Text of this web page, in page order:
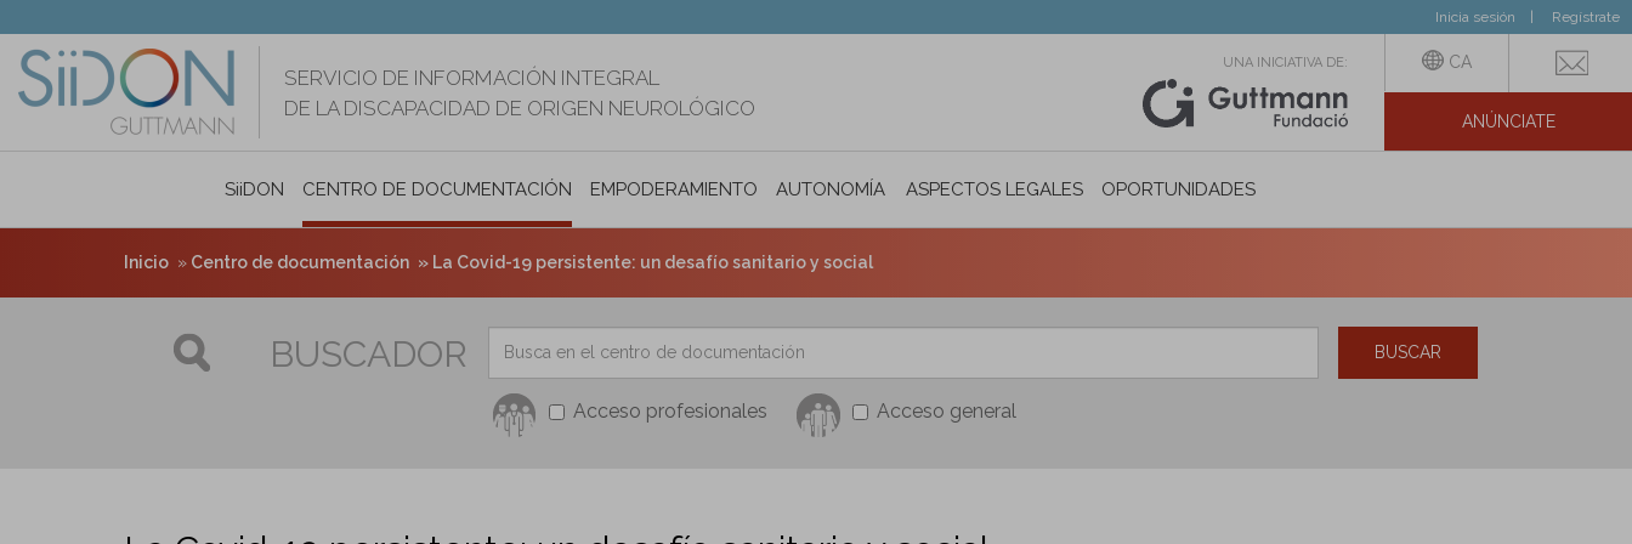
contenido
principal
Inicia sesión Regístrate
SERVICIO DE INFORMACIÓN INTEGRAL
DE LA DISCAPACIDAD DE ORIGEN NEUROLÓGICO
UNA INICIATIVA DE: CA
ANÚNCIATE
SiiDON CENTRO DE DOCUMENTACIÓN EMPODERAMIENTO AUTONOMÍA PERSONAL E INCLUSIÓN SOCIAL
ASPECTOS LEGALES OPORTUNIDADES
Inicio Centro de documentación La Covid-19 persistente: un desafío sanitario y social
BUSCADOR
Acceso profesionales Acceso general
BUSCAR